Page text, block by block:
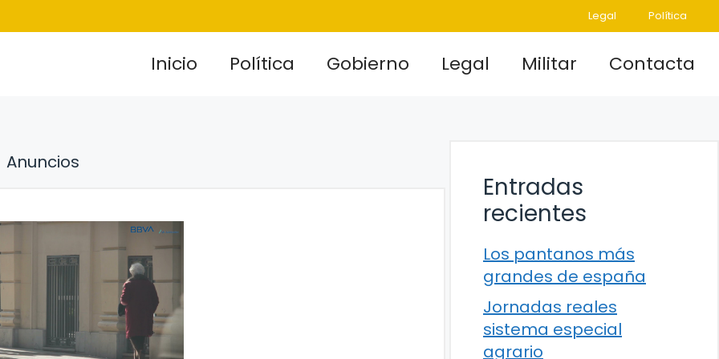
Legal Política
Inicio Política Gobierno Legal Militar Contacta
Anuncios
Entradas
recientes
Los pantanos más
grandes de españa
Jornadas reales
sistema especial
agrario